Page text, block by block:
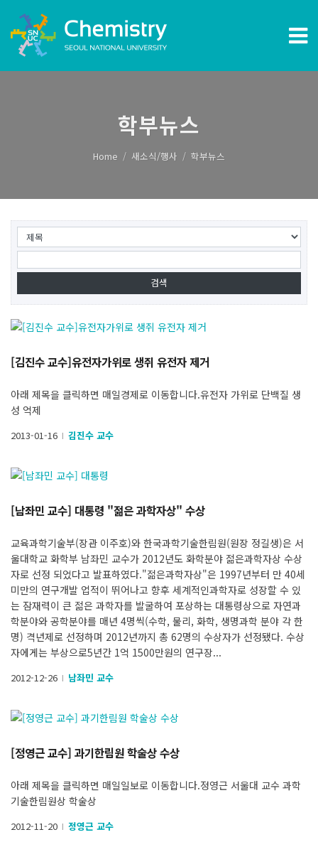
학부뉴스
Home 새소식/행사 학부뉴스
[김진수 교수]유전자가위로 생쥐 유전자 제거
아래 제목을 클릭하면 매일경제로 이동합니다.유전자 가위로 단백질 생
성 억제
2013-01-16 l 김진수 교수
[남좌민 교수] 대통령 "젊은 과학자상" 수상
교육과학기술부(장관 이주호)와 한국과학기술한림원(원장 정길생)은 서
울대학교 화학부 남좌민 교수가 2012년도 화학분야 젊은과학자상 수상
자로 선정 되었다고 발표하였다."젊은과학자상"은 1997년부터 만 40세
미만의 연구개발 업적이 뛰어나고 향후 세계적인과학자로 성장할 수 있
는 잠재력이 큰 젊은 과학자를 발굴하여 포상하는 대통령상으로 자연과
학분야와 공학분야를 매년 4명씩(수학, 물리, 화학, 생명과학 분야 각 한
명) 격년제로 선정하며 2012년까지 총 62명의 수상자가 선정됐다. 수상
자에게는 부상으로5년간 1억 1500만원의 연구장...
2012-12-26 l 남좌민 교수
[정영근 교수] 과기한림원 학술상 수상
아래 제목을 클릭하면 매일일보로 이동합니다.정영근 서울대 교수 과학
기술한림원상 학술상
2012-11-20 l 정영근 교수